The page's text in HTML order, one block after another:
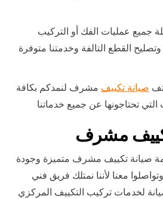
جميع عمليات الفك أو التركيب
وتصليح القطع التالفة وخدمتنا متوفرة
صيانة تكييف مشرف لنمدكم بكافة
تحتاجونها عن جميع خدماتنا
مشرف
صيانة تكييف مشرف متميزة وجودة
معنا لأننا نمتلك فريق فني
لخدمات تركيب التكييف المركزي